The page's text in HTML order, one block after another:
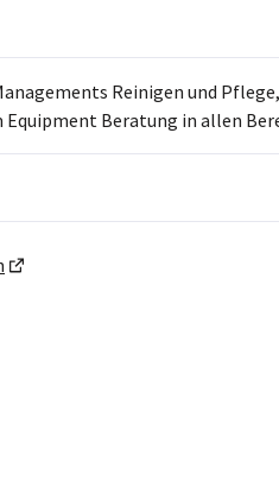
Reinigen und
Beratung in allen